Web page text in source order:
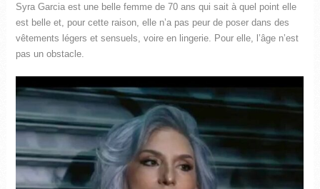
Syra Garcia est une belle femme de 70 ans qui sait à quel point elle
est belle et, pour cette raison, elle n’a pas peur de poser dans des
vêtements légers et sensuels, voire en lingerie. Pour elle, l’âge n’est
pas un obstacle.